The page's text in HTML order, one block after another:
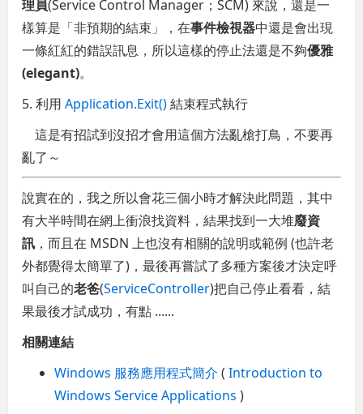
理員(Service Control Manager；SCM) 來說，還是一
樣算是「非預期的結束」，在事件檢視器中還是會出現
一條紅紅的錯誤訊息，所以這樣的停止法還是不夠優雅
(elegant)。
5. 利用Application.Exit()結束程式執行
這是有招試到沒招才會用這個方法亂槍打鳥，不要再
亂了～
說實在的，我之所以會花三個小時才解決此問題，其中
有大半時間在網上衝浪找資料，結果找到一大堆廢資
訊 ，而且在 MSDN 上也沒有相關的說明或範例 (也許老
外都覺得太簡單了)，最後再嘗試了多種方案後才決定呼
叫自己的老爸(ServiceController)把自己停止看看，結
果最後才試成功，有點 ......
相關連結
Windows 服務應用程式簡介 (Introduction to
Windows Service Applications )